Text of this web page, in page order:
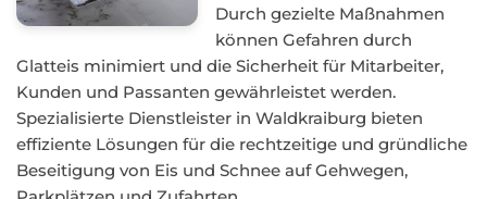
Durch gezielte Maßnahmen
können Gefahren durch
Glatteis minimiert und die Sicherheit für Mitarbeiter,
Kunden und Passanten gewährleistet werden.
Spezialisierte Dienstleister in Waldkraiburg bieten
effiziente Lösungen für die rechtzeitige und gründliche
Beseitigung von Eis und Schnee auf Gehwegen,